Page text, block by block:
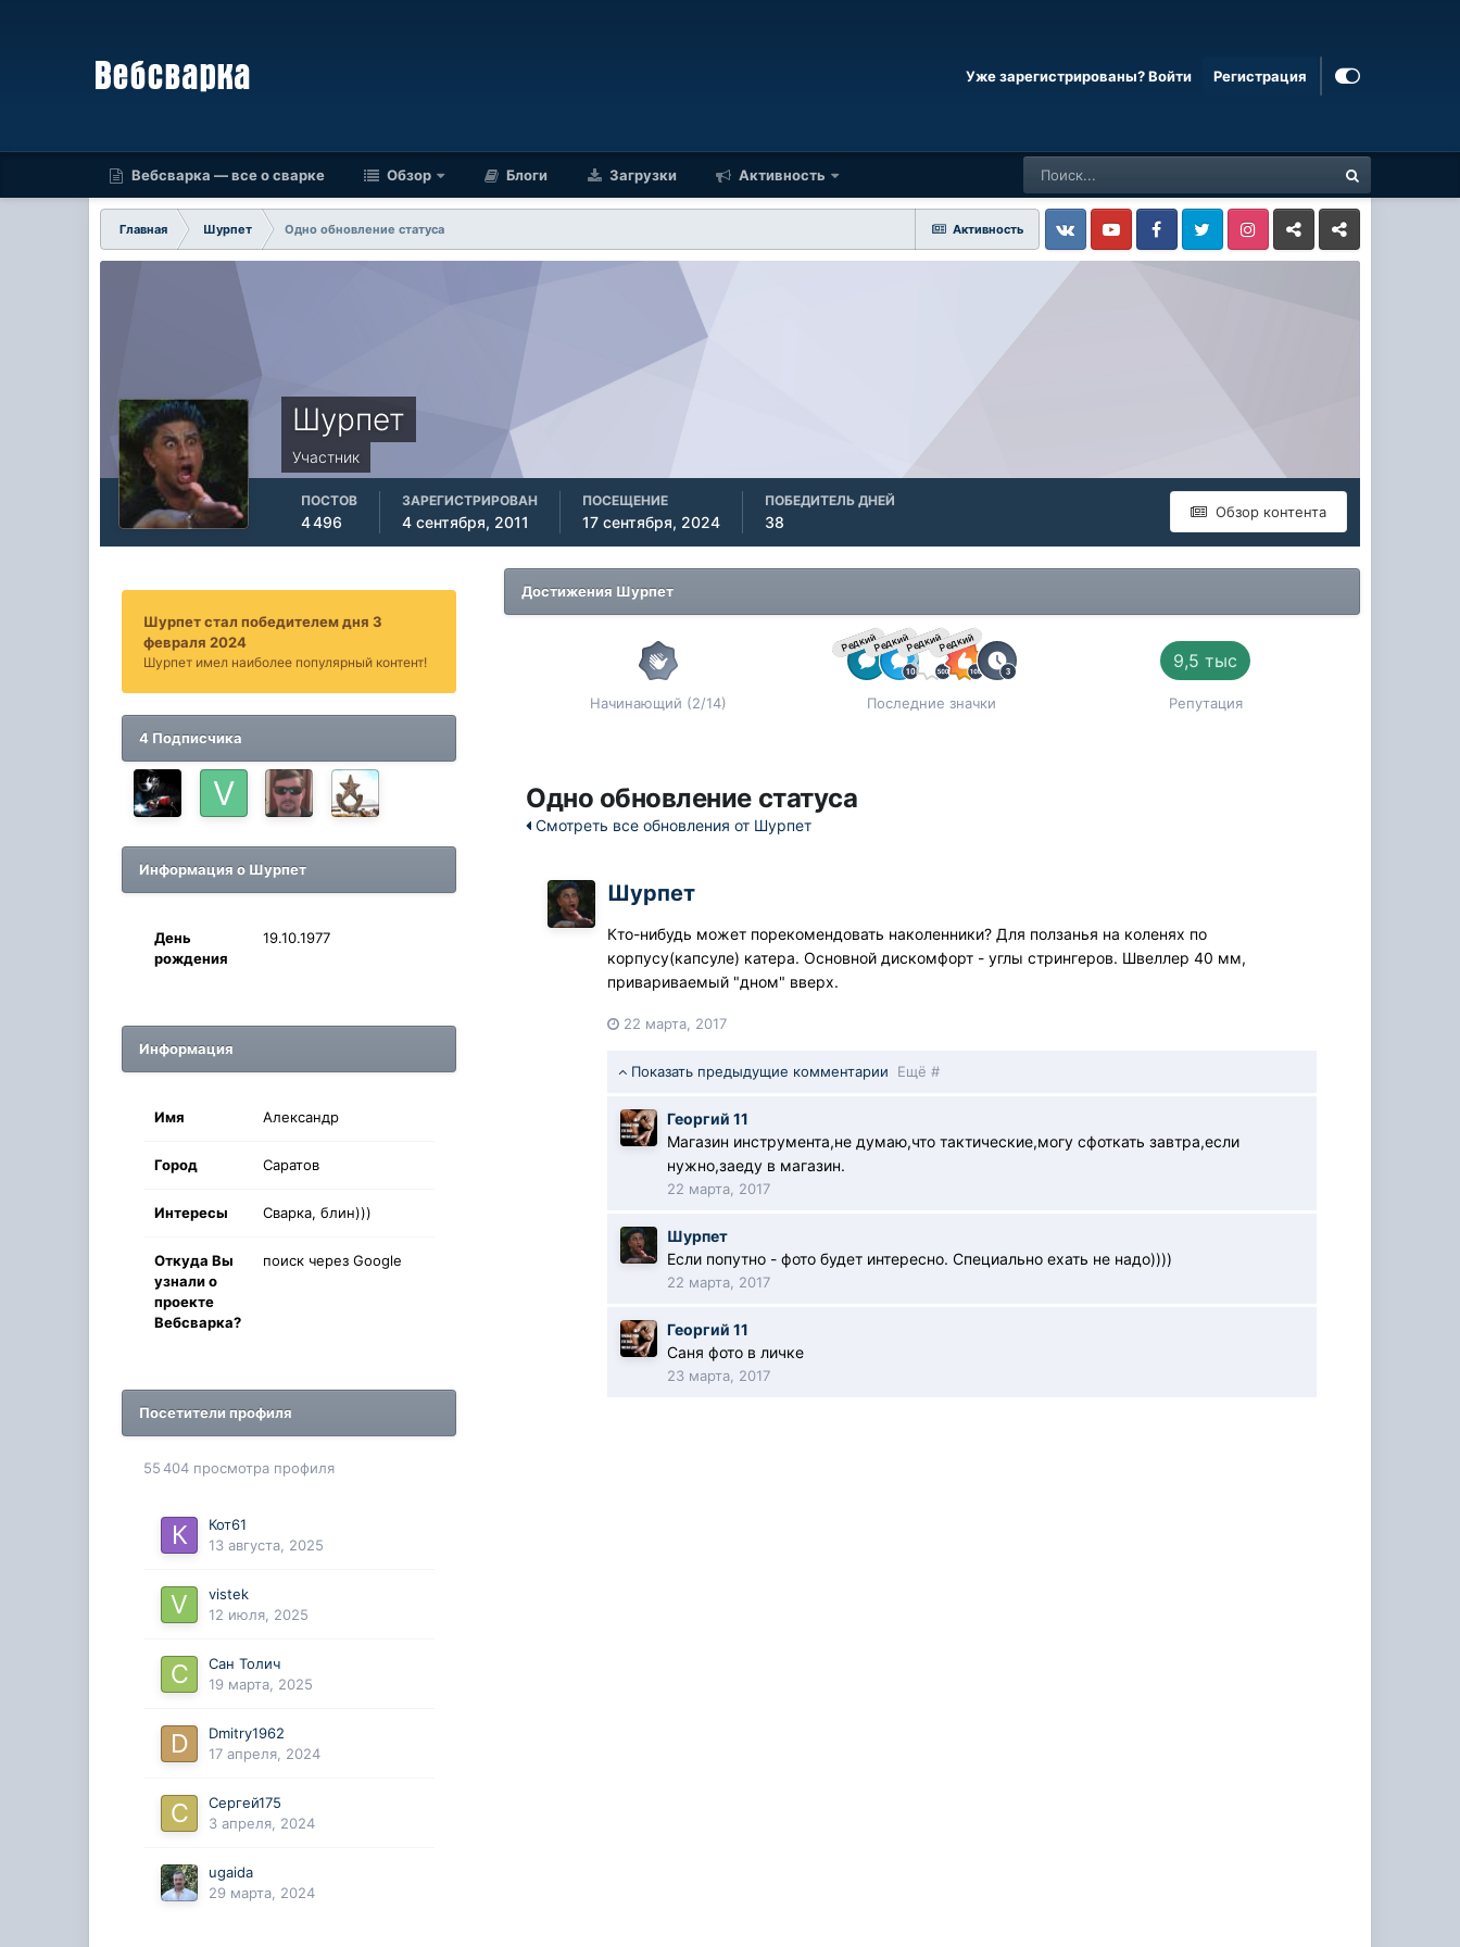
Уже зарегистрированы? Войти Регистрация
Вебсварка — все о сварке Обзор Блоги Загрузки Активность
Активность
Главная Шурпет
Одно обновление статуса
VkontakteYouTube FacebookTwitter InstagramLivejournalOdnoklassniki
Шурпет
Участник
Обзор контента
ПОСТОВ
4 496
ЗАРЕГИСТРИРОВАН
4 сентября, 2011
ПОСЕЩЕНИЕ
17 сентября, 2024
ПОБЕДИТЕЛЬ ДНЕЙ
38
Шурпет стал победителем дня 3
февраля 2024
Шурпет имел наиболее популярный контент!
4 Подписчика
Информация о Шурпет
День
рождения
19.10.1977
Информация
Имя Александр
Город Саратов
Интересы Сварка, блин)))
Oткyдa Вы
узнaли o
проекте
Вебсварка?
поиск через Google
Посетители профиля
55 404 просмотра профиля
Кот61
13 августа, 2025
vistek
12 июля, 2025
Сан Толич
19 марта, 2025
Dmitry1962
17 апреля, 2024
Сергей175
3 апреля, 2024
ugaida
29 марта, 2024
Достижения Шурпет
Начинающий (2/14)
РедкийРедкийРедкийРедкий
Последние значки
9,5 тыс
Репутация
Одно обновление статуса
Смотреть все обновления от Шурпет
Шурпет
Кто-нибудь может порекомендовать наколенники? Для ползанья на коленях по
корпусу(капсуле) катера. Основной дискомфорт - углы стрингеров. Швеллер 40 мм,
привариваемый "дном" вверх.
22 марта, 2017
Показать предыдущие комментарии Ещё #
Георгий 11
Магазин инструмента,не думаю,что тактические,могу сфоткать завтра,если
нужно,заеду в магазин.
22 марта, 2017
Шурпет
Если попутно - фото будет интересно. Специально ехать не надо))))
22 марта, 2017
Георгий 11
Саня фото в личке
23 марта, 2017